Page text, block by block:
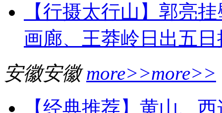
【行摄太行山】郭亮
画廊、王莽岭日出五
安徽安徽 more>>more>>
【经典推荐】黄山、